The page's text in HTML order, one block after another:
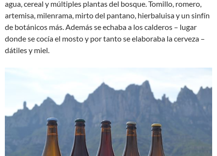
agua, cereal y múltiples plantas del bosque. Tomillo, romero,
artemisa, milenrama, mirto del pantano, hierbaluisa y un sinfín
de botánicos más. Además se echaba a los calderos – lugar
donde se cocía el mosto y por tanto se elaboraba la cerveza –
dátiles y miel.